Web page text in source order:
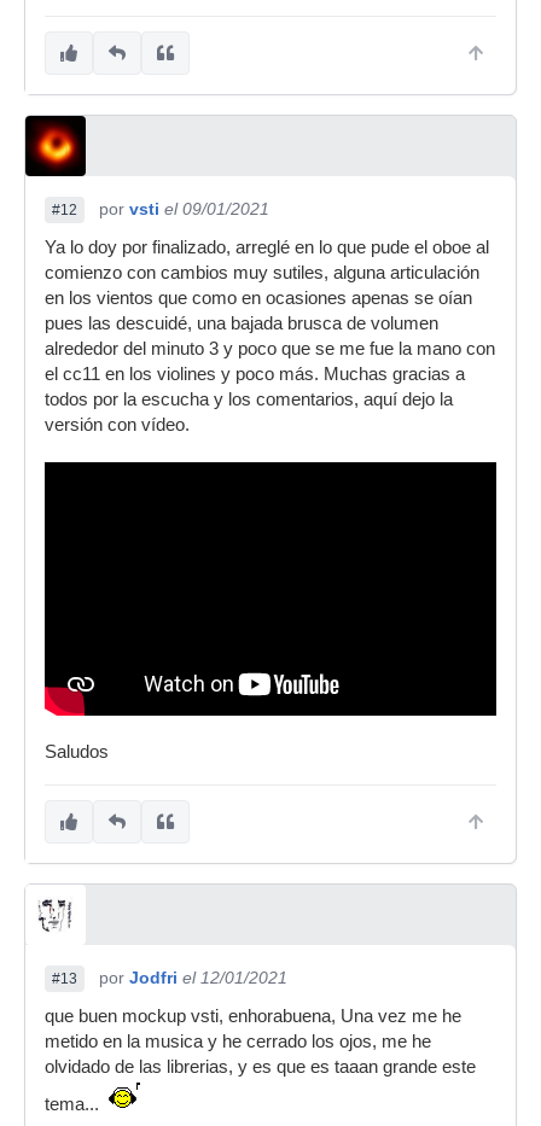
#12 por vsti el 09/01/2021
Ya lo doy por finalizado, arreglé en lo que pude el oboe al
comienzo con cambios muy sutiles, alguna articulación
en los vientos que como en ocasiones apenas se oían
pues las descuidé, una bajada brusca de volumen
alrededor del minuto 3 y poco que se me fue la mano con
el cc11 en los violines y poco más. Muchas gracias a
todos por la escucha y los comentarios, aquí dejo la
versión con vídeo.
Saludos
#13 por Jodfri el 12/01/2021
que buen mockup vsti, enhorabuena, Una vez me he
metido en la musica y he cerrado los ojos, me he
olvidado de las librerias, y es que es taaan grande este
tema...